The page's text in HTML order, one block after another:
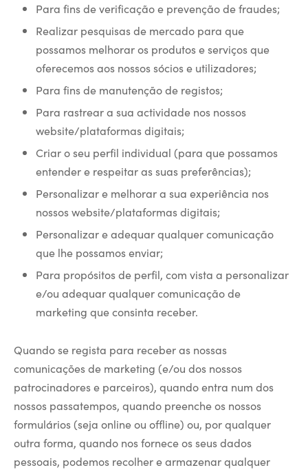
Para fins de verificação e prevenção de fraudes;
Realizar pesquisas de mercado para que
possamos melhorar os produtos e serviços que
oferecemos aos nossos sócios e utilizadores;
Para fins de manutenção de registos;
Para rastrear a sua actividade nos nossos
website/plataformas digitais;
Criar o seu perfil individual (para que possamos
entender e respeitar as suas preferências);
Personalizar e melhorar a sua experiência nos
nossos website/plataformas digitais;
Personalizar e adequar qualquer comunicação
que lhe possamos enviar;
Para propósitos de perfil, com vista a personalizar
e/ou adequar qualquer comunicação de
marketing que consinta receber.
Quando se regista para receber as nossas
comunicações de marketing (e/ou dos nossos
patrocinadores e parceiros), quando entra num dos
nossos passatempos, quando preenche os nossos
formulários (seja online ou offline) ou, por qualquer
outra forma, quando nos fornece os seus dados
pessoais, podemos recolher e armazenar qualquer